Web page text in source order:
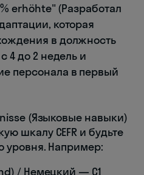
erhöhte" (Разработал
которая
в должность
4 до 2 недель и
персонала в первый
(Языковые навыки)
шкалу CEFR и будьте
уровня. Например:
/ Немецкий — C1